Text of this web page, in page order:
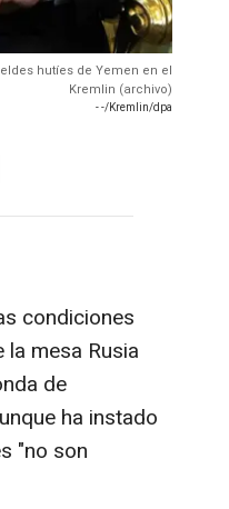
hutíes de Yemen en el
Kremlin (archivo)
- -/Kremlin/dpa
condiciones
mesa Rusia
de
ha instado
"no son